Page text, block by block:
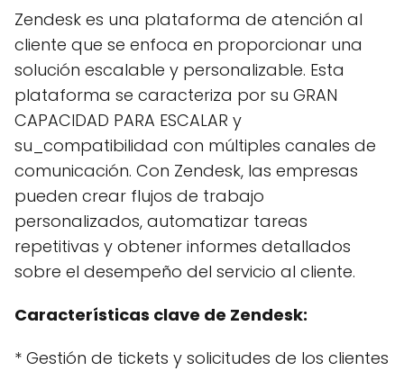
Zendesk es una plataforma de atención al
cliente que se enfoca en proporcionar una
solución escalable y personalizable. Esta
plataforma se caracteriza por su GRAN
CAPACIDAD PARA ESCALAR y
su_compatibilidad con múltiples canales de
comunicación. Con Zendesk, las empresas
pueden crear flujos de trabajo
personalizados, automatizar tareas
repetitivas y obtener informes detallados
sobre el desempeño del servicio al cliente.
Características clave de Zendesk:
* Gestión de tickets y solicitudes de los clientes